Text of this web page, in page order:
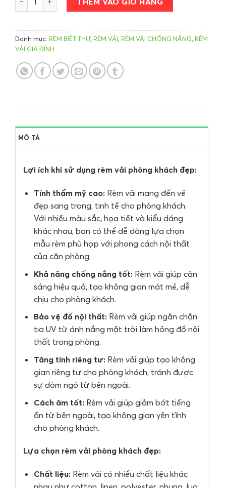
Danh mục: RÈM BIỆT THỰ, RÈM VẢI RÈM VẢI CHỐNG NẮNG RÈM
VẢI GIA ĐÌNH
MÔ TẢ
Lợi ích khi sử dụng rèm vải phòng khách đẹp:
Tính thẩm mỹ cao: Rèm vải mang đến vẻ
đẹp sang trọng, tinh tế cho phòng khách.
Với nhiều màu sắc, họa tiết và kiểu dáng
khác nhau, bạn có thể dễ dàng lựa chọn
mẫu rèm phù hợp với phong cách nội thất
của căn phòng.
Khả năng chống nắng tốt: Rèm vải giúp cản
sáng hiệu quả, tạo không gian mát mẻ, dễ
chịu cho phòng khách.
Bảo vệ đồ nội thất: Rèm vải giúp ngăn chặn
tia UV từ ánh nắng mặt trời làm hỏng đồ nội
thất trong phòng.
Tăng tính riêng tư: Rèm vải giúp tạo không
gian riêng tư cho phòng khách, tránh được
sự dòm ngó từ bên ngoài.
Cách âm tốt: Rèm vải giúp giảm bớt tiếng
ồn từ bên ngoài, tạo không gian yên tĩnh
cho phòng khách.
Lựa chọn rèm vải phòng khách đẹp:
Chất liệu: Rèm vải có nhiều chất liệu khác